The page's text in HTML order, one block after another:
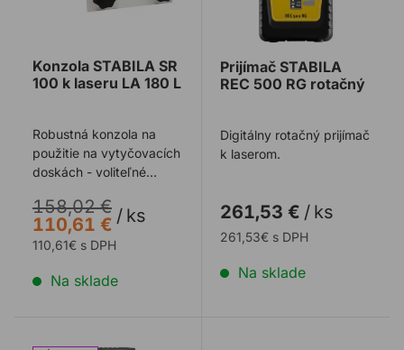
Konzola STABILA SR
100 k laseru LA 180 L
Robustná konzola na
použitie na vytyčovacích
doskách - voliteľné
LA180 L a os ...
158,02 €
110,61 € / ks
110,61€ s DPH
Na sklade
Prijímač STABILA
REC 500 RG rotačný
Digitálny rotačný prijímač
k laserom.
261,53 € / ks
261,53€ s DPH
Na sklade
Prijímač STABILA REC 410 pulzný